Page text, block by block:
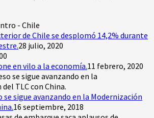
de Chile se desplomó 14,2% durante
28 julio, 2020
en vilo a la economía.11 febrero, 2020
se sigue avanzando en la Modernización
16 septiembre, 2018